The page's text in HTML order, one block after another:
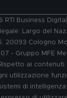
Business Digital
Largo del
20093 Cologno
- Gruppo MFE
ai contenuti
utilizzazione
di